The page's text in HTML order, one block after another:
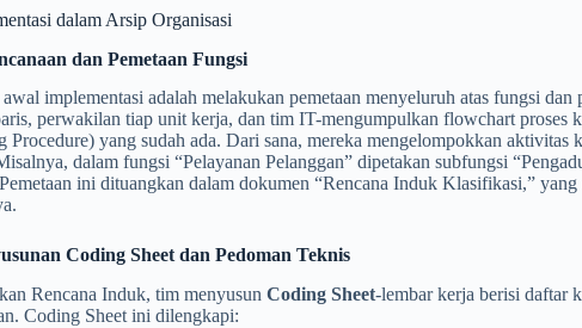
dalam Arsip Organisasi
dan Pemetaan Fungsi
implementasi adalah melakukan pemetaan menyeluruh atas fungsi
perwakilan tiap unit kerja, dan tim IT-mengumpulkan flowchart proses
Procedure) yang sudah ada. Dari sana, mereka mengelompokkan
dalam fungsi “Pelayanan Pelanggan” dipetakan subfungsi
ini dituangkan dalam dokumen “Rencana Induk Klasifikasi,”
Coding Sheet dan Pedoman Teknis
Rencana Induk, tim menyusun Coding Sheet-lembar kerja berisi daftar
Coding Sheet ini dilengkapi: